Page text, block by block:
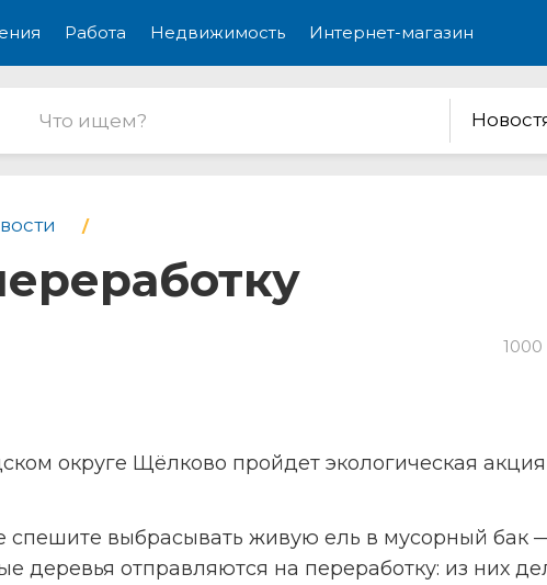
Работа Недвижимость Интернет-магазин
1000
округе Щёлково пройдет экологическая акция
спешите выбрасывать живую ель в мусорный бак
деревья отправляются на переработку: из них